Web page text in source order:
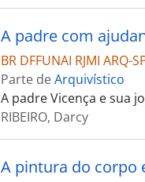
A padre com
BR DFFUNAI RJMI ARQ-
Parte deArquivístico
A padre Vicença e sua
RIBEIRO, Darcy